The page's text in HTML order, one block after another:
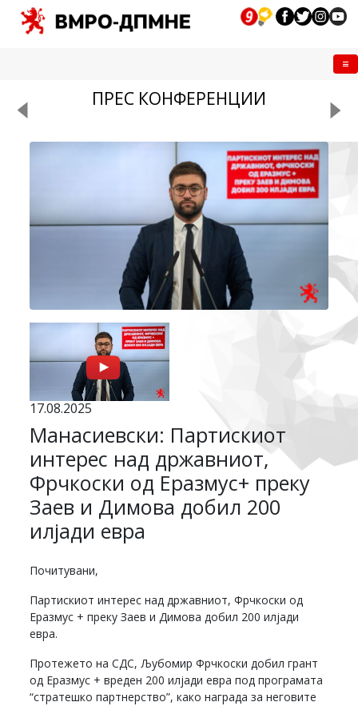
ПРЕС КОНФЕРЕНЦИИ
17.08.2025
Манасиевски: Партискиот
интерес над државниот,
Фрчкоски од Еразмус+ преку
Заев и Димова добил 200
илјади евра
Почитувани,
Партискиот интерес над државниот, Фрчкоски од
Еразмус + преку Заев и Димова добил 200 илјади
евра.
Протежето на СДС, Љубомир Фрчкоски добил грант
од Еразмус + вреден 200 илјади евра под програмата
“стратешко партнерство”, како награда за неговите